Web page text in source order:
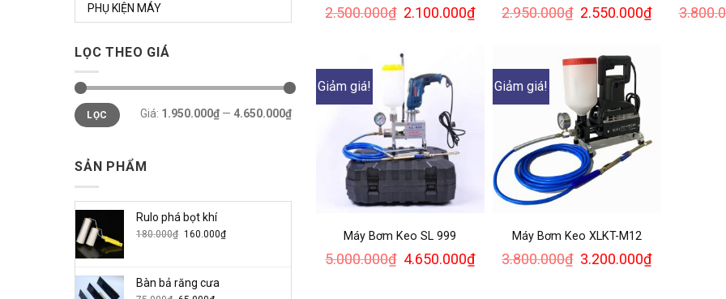
PHỤ KIỆN MÁY
LỌC THEO GIÁ
Giá
tối
thiểu
Giá
tối
đa
LỌC Giá: 1.950.000₫— 4.650.000₫
SẢN PHẨM
Rulo phá bọt khí
180.000₫ Giá
160.000₫Giá
Bàn bả răng cưa
2.500.000₫ Giá
gốc
2.100.000₫Giá
hiện
2.950.000₫ Giá
gốc
2.550.000₫Giá
hiện
Giảm giá!
Máy Bơm Keo SL 999
5.000.000₫ Giá
gốc
4.650.000₫Giá
hiện
Giảm giá!
Máy Bơm Keo XLKT-M12
3.800.000₫ Giá
gốc
3.200.000₫Giá
hiện